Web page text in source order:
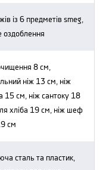
оздоблення
ніж 13 см, ніж
15 см, ніж сантоку 18
хліба 19 см, ніж шеф
см